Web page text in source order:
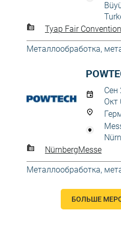
Tyap Fair
Металлообработка,
Сен
Окт
NürnbergMesse
Металлообработка,
БОЛЬШЕ